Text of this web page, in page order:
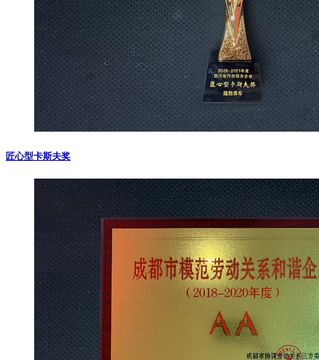
匠心型卡斯夫奖